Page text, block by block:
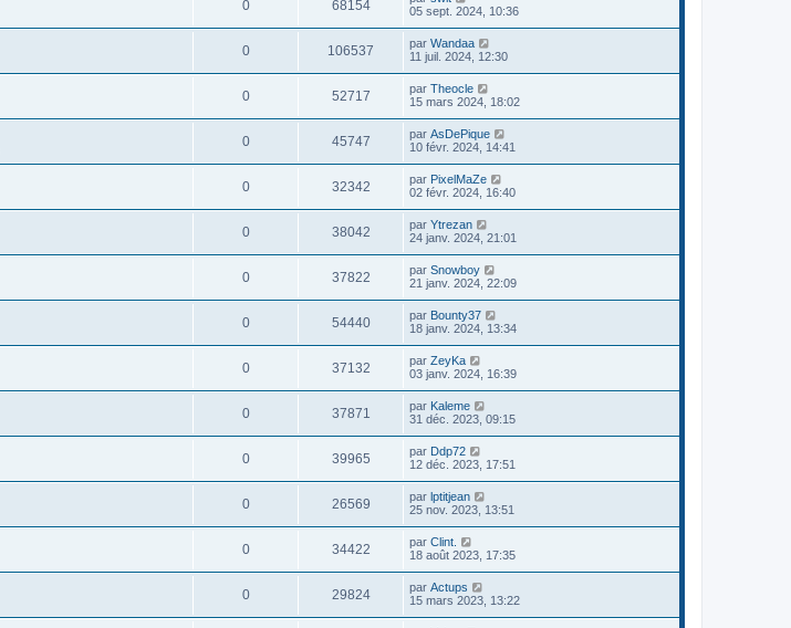
0 68154
05 sept. 2024, 10:36
0 106537 par Wandaa
11 juil. 2024, 12:30
0 52717 par Theocle
15 mars 2024, 18:02
0 45747 par AsDePique
10 févr. 2024, 14:41
0 32342 par PixelMaZe
02 févr. 2024, 16:40
0 38042 par Ytrezan
24 janv. 2024, 21:01
0 37822 par Snowboy
21 janv. 2024, 22:09
0 54440 par Bounty37
18 janv. 2024, 13:34
0 37132 par ZeyKa
03 janv. 2024, 16:39
0 37871 par Kaleme
31 déc. 2023, 09:15
0 39965 par Ddp72
12 déc. 2023, 17:51
0 26569 par lptitjean
25 nov. 2023, 13:51
0 34422 par Clint.
18 août 2023, 17:35
0 29824 par Actups
15 mars 2023, 13:22